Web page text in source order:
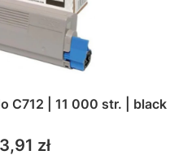
C712 | 11 000 str. | black
zł